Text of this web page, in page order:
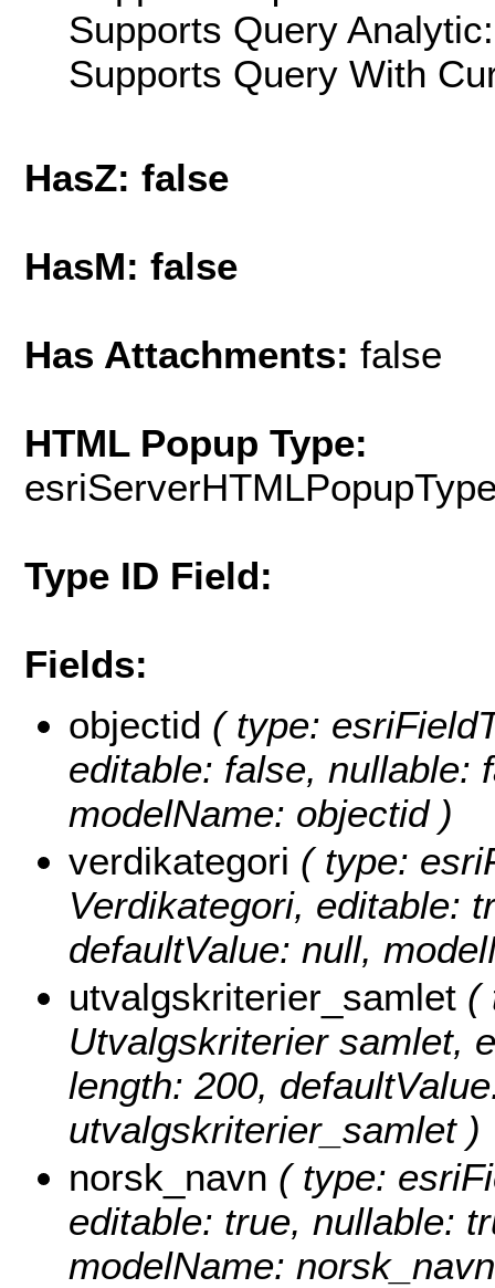
Supports Query
Supports Query With
HasZ: false
HasM: false
Has Attachments: false
HTML Popup Type:
Type ID Field:
Fields:
objectid ( type:
editable: false, nullable:
modelName: objectid )
verdikategori ( type:
Verdikategori, editable:
defaultValue: null,
utvalgskriterier_samlet (
Utvalgskriterier samlet,
length: 200,
utvalgskriterier_samlet )
norsk_navn ( type:
editable: true, nullable:
modelName: